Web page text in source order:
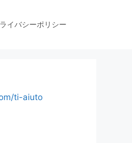
イバシーポリシー
ti-aiuto